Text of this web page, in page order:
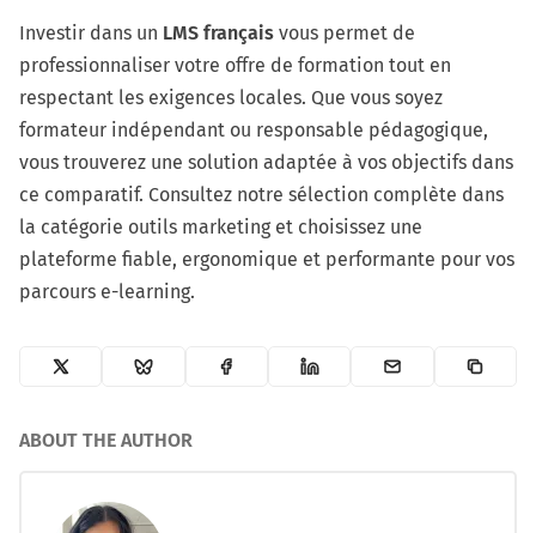
Investir dans un LMS français vous permet de
professionnaliser votre offre de formation tout en
respectant les exigences locales. Que vous soyez
formateur indépendant ou responsable pédagogique,
vous trouverez une solution adaptée à vos objectifs dans
ce comparatif. Consultez notre sélection complète dans
la catégorie outils marketinget choisissez une
plateforme fiable, ergonomique et performante pour vos
parcours e-learning.
ABOUT THE AUTHOR